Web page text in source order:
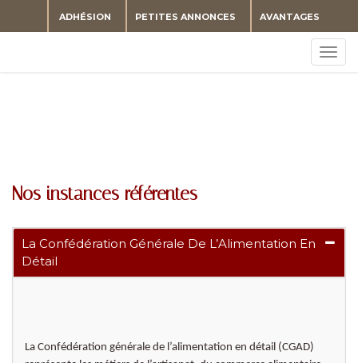
AVANTAGES
PETITES ANNONCES
ADHÉSION
Nos instances référentes
La Confédération Générale De L’Alimentation En
Détail
La Confédération générale de l’alimentation en détail (CGAD)